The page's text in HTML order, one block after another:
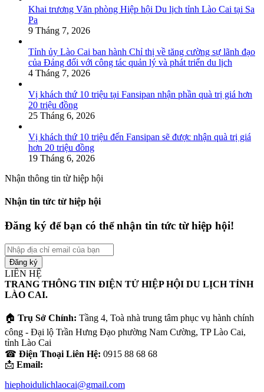
Khai trương Văn phòng Hiệp hội Du lịch tỉnh Lào Cai tại Sa
Pa
9 Tháng 7, 2026
Tỉnh ủy Lào Cai ban hành Chỉ thị về tăng cường sự lãnh đạo
của Đảng đối với công tác quản lý và phát triển du lịch
4 Tháng 7, 2026
Vị khách thứ 10 triệu tại Fansipan nhận phần quà trị giá hơn
20 triệu đồng
25 Tháng 6, 2026
Vị khách thứ 10 triệu đến Fansipan sẽ được nhận quà trị giá
hơn 20 triệu đồng
19 Tháng 6, 2026
Nhận thông tin từ hiệp hội
Nhận tin tức từ hiệp hội
Đăng ký để bạn có thể nhận tin tức từ hiệp hội!
Nhập
địa
chỉ
email
của
bạn
LIÊN HỆ
TRANG THÔNG TIN ĐIỆN TỬ HIỆP HỘI DU LỊCH TỈNH
LÀO CAI.
🏠 Trụ Sở Chính: Tầng 4, Toà nhà trung tâm phục vụ hành chính
công - Đại lộ Trần Hưng Đạo phường Nam Cường, TP Lào Cai,
tỉnh Lào Cai
☎ Điện Thoại Liên Hệ: 0915 88 68 68
📩 Email:
hiephoidulichlaocai@gmail.com